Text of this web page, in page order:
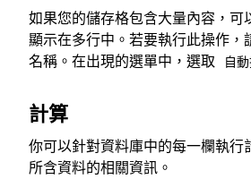
如果您的儲存格包含大量內容，可
顯示在多行中。若要執行此操作，
名稱。在出現的選單中，選取
自
計算
你可以針對資料庫中的每一欄執行
所含資料的相關資訊。